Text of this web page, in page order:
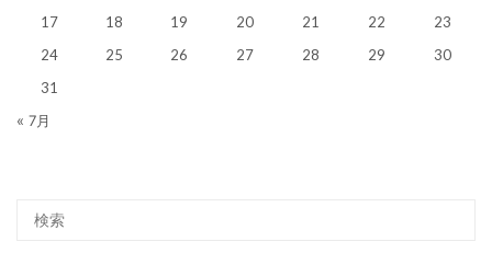
17
18 19 20 21 22
23
24
25 26 27 28 29
30
31
« 7月